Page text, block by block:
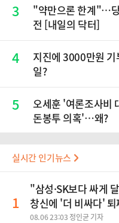
3
"약만으론 한계"…
전 [내일의 닥터]
4
지진에 3000만원
일?
5
오세훈 '여론조사비
돈봉투 의혹'…왜?
실시간 인기뉴스
1
"삼성·SK보다 싸게
창신에 '더 비싸다' 퇴
08.06 23:03 정인균 기자